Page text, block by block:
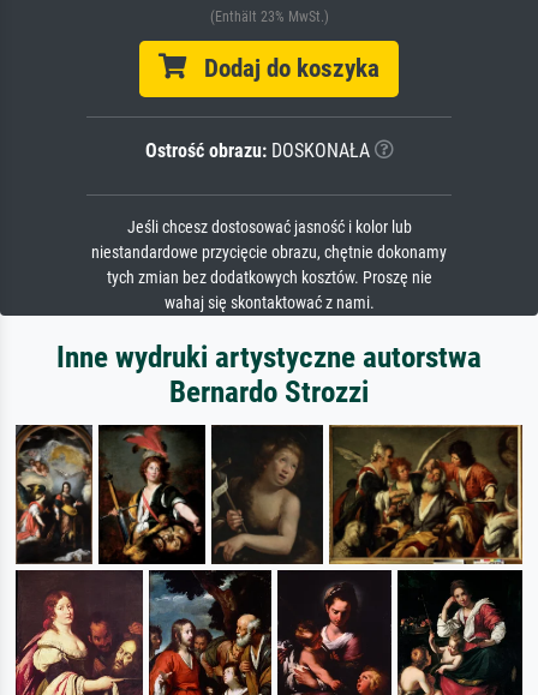
(Enthält 23% MwSt.)
Dodaj do koszyka
Ostrość obrazu:DOSKONAŁA
Jeśli chcesz dostosować jasność i kolor lub
niestandardowe przycięcie obrazu, chętnie dokonamy
tych zmian bez dodatkowych kosztów. Proszę nie
wahaj się skontaktować z nami.
Inne wydruki artystyczne autorstwa
Bernardo Strozzi